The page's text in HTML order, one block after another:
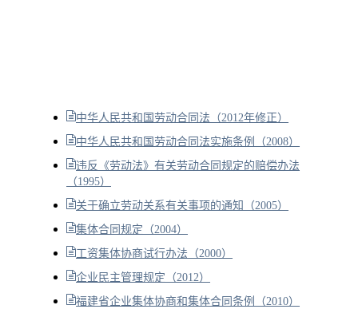
中华人民共和国劳动合同法（2012年修正）
中华人民共和国劳动合同法实施条例（2008）
违反《劳动法》有关劳动合同规定的赔偿办法
（1995）
关于确立劳动关系有关事项的通知（2005）
集体合同规定（2004）
工资集体协商试行办法（2000）
企业民主管理规定（2012）
福建省企业集体协商和集体合同条例（2010）